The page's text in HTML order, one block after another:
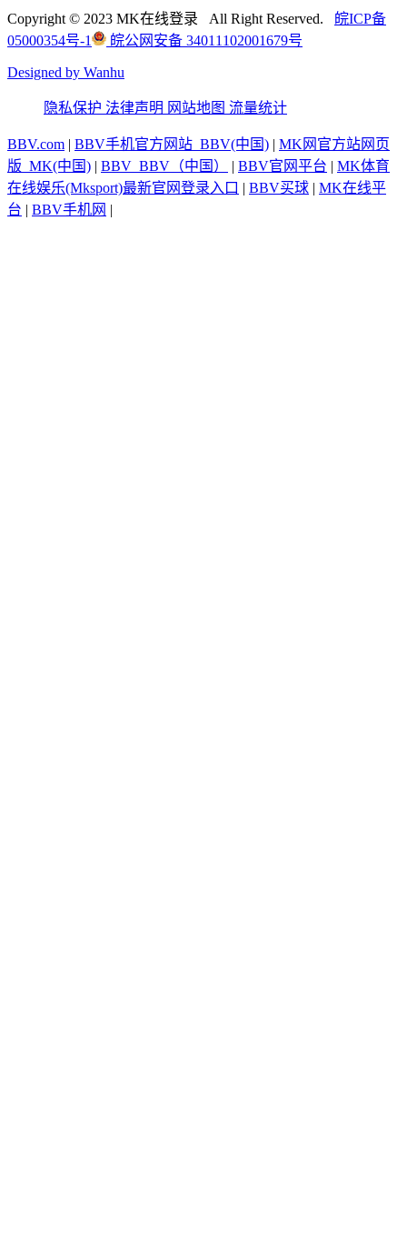
Copyright © 2023 MK在线登录 All Right Reserved. 皖ICP备
05000354号-1
皖公网安备 34011102001679号
Designed by Wanhu
隐私保护 法律声明 网站地图 流量统计
BBV.com | BBV手机官方网站_BBV(中国) | MK网官方站网页
版_MK(中国) | BBV_BBV（中国） | BBV官网平台 | MK体育
在线娱乐(Mksport)最新官网登录入口 | BBV买球 | MK在线平
台 | BBV手机网 |